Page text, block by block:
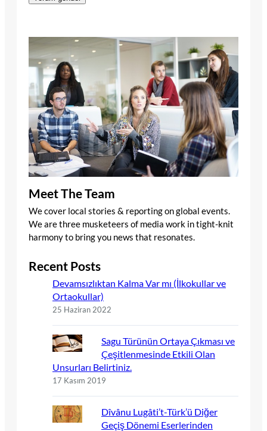
Meet The Team
We cover local stories & reporting on global events.
We are three musketeers of media work in tight-knit
harmony to bring you news that resonates.
Recent Posts
Devamsızlıktan Kalma Var mı (İlkokullar ve
Ortaokullar)
25 Haziran 2022
Sagu Türünün Ortaya Çıkması ve
Çeşitlenmesinde Etkili Olan
Unsurları Belirtiniz.
17 Kasım 2019
Dîvânu Lugâti’t-Türk’ü Diğer
Geçiş Dönemi Eserlerinden